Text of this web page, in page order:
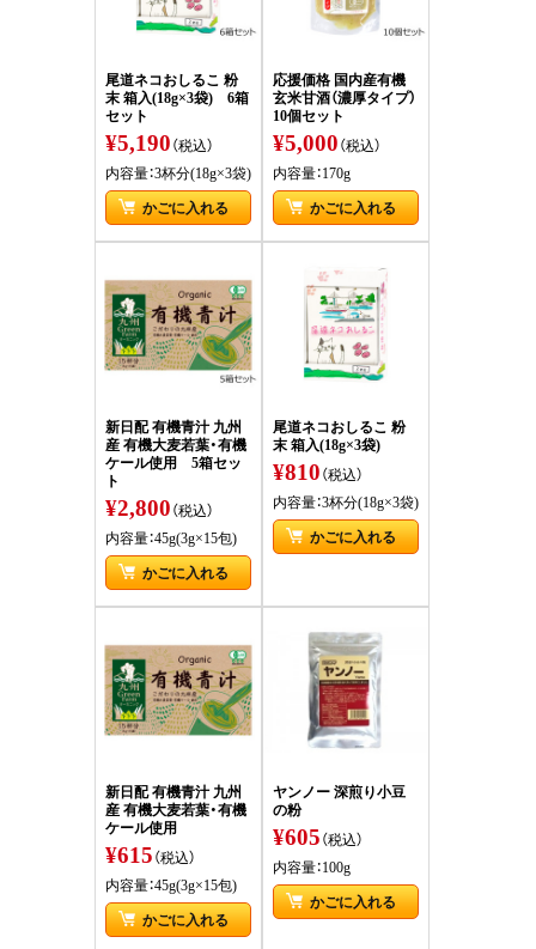
尾道ネコおしるこ 粉
末 箱入(18g×3袋) 6箱
セット
¥5,190（税込）
内容量：3杯分(18g×3袋)
かごに入れる
応援価格 国内産有機
玄米甘酒（濃厚タイプ）
10個セット
¥5,000（税込）
内容量：170g
かごに入れる
新日配 有機青汁 九州
産 有機大麦若葉・有機
ケール使用 5箱セッ
ト
¥2,800（税込）
内容量：45g(3g×15包)
かごに入れる
尾道ネコおしるこ 粉
末 箱入(18g×3袋)
¥810（税込）
内容量：3杯分(18g×3袋)
かごに入れる
新日配 有機青汁 九州
産 有機大麦若葉・有機
ケール使用
¥615（税込）
内容量：45g(3g×15包)
かごに入れる
ヤンノー 深煎り小豆
の粉
¥605（税込）
内容量：100g
かごに入れる